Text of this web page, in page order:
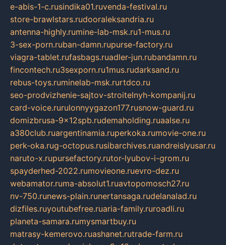
e-abis-1-c.rusindika01.ruvenda-festival.ru
store-brawlstars.rudooraleksandria.ru
antenna-highly.rumine-lab-msk.ru1-mus.ru
3-sex-porn.ruban-damn.rupurse-factory.ru
viagra-tablet.rufasbags.ruadler-jun.rubandamn.ru
fincontech.ru3sexporn.ru1mus.rudarksand.ru
rebus-toys.ruminelab-msk.rurtdco.ru
seo-prodvizhenie-sajtov-stroitelnyh-kompanij.ru
card-voice.rurulonnyygazon177.rusnow-guard.ru
domizbrusa-9x12spb.rudemaholding.ruaalse.ru
a380club.ruargentinamia.ruperkoka.rumovie-one.ru
perk-oka.rug-octopus.rusibarchives.ruandreislyusar.ru
naruto-x.rupursefactory.rutor-lyubov-i-grom.ru
spayderhed-2022.rumovieone.ruevro-dez.ru
webamator.ruma-absolut1.ruavtopomosch27.ru
nv-750.runews-plain.runertansaga.rudelanalad.ru
dizfiles.ruyoutubefree.ruaria-family.ruroadli.ru
planeta-samara.rumysmartbuy.ru
matrasy-kemerovo.ruashanet.rutrade-farm.ru